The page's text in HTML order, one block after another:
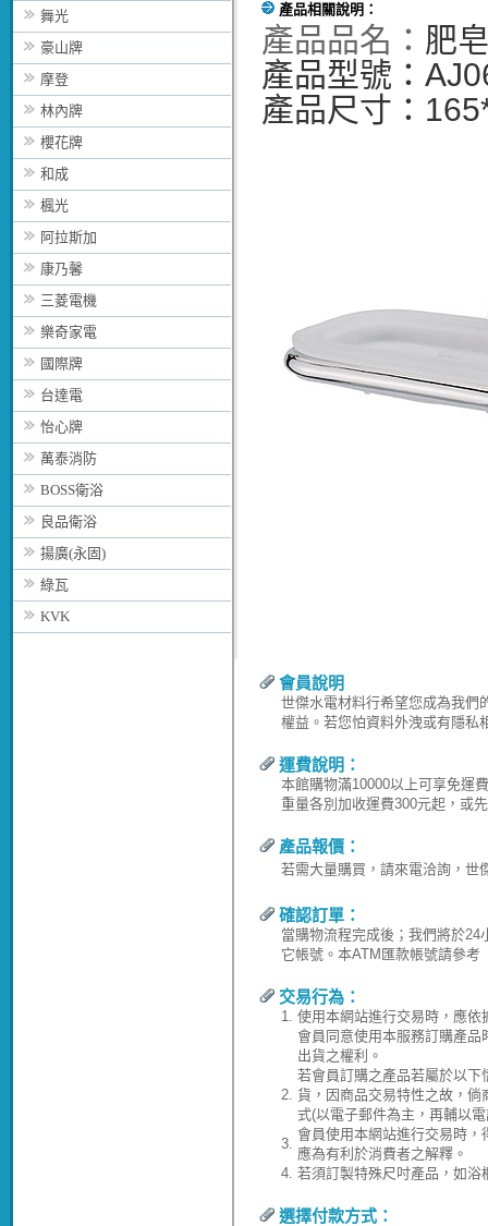
舞光
豪山牌
摩登
林內牌
櫻花牌
和成
楓光
阿拉斯加
康乃馨
三菱電機
樂奇家電
國際牌
台達電
怡心牌
萬泰消防
BOSS衛浴
良品衛浴
揚廣(永固)
綠瓦
KVK
產品相關說明：
產品品名： 肥
產品型號：
產品尺寸：
會員說明
世傑水電材料行希望您成為我們
權益。若您怕資料外洩或有隱私
運費說明：
本館購物滿10000以上可享免運
重量各別加收運費300元起，或
產品報價：
若需大量購買，請來電洽詢，世
確認訂單：
當購物流程完成後；我們將於
它帳號。本ATM匯款帳號請參考
交易行為：
1. 使用本網站進行交易時，應
會員同意使用本服務訂購產
出貨之權利。
2.
若會員訂購之產品若屬於以
貨，因商品交易特性之故，
式(以電子郵件為主，再輔以
3.
會員使用本網站進行交易時
應為有利於消費者之解釋。
4. 若須訂製特殊尺吋產品，如
選擇付款方式：